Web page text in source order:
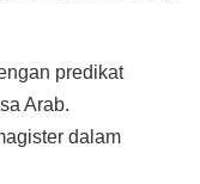
predikat
Arab.
dalam